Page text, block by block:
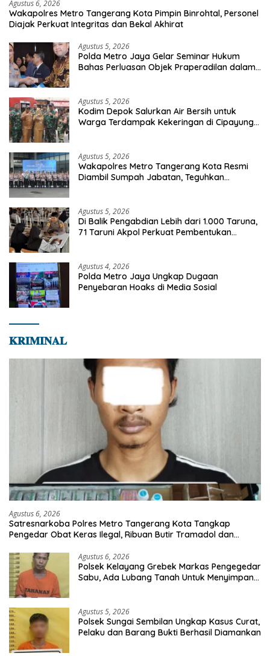
Agustus 6, 2026
Wakapolres Metro Tangerang Kota Pimpin Binrohtal, Personel
Diajak Perkuat Integritas dan Bekal Akhirat
Agustus 5, 2026
Polda Metro Jaya Gelar Seminar Hukum
Bahas Perluasan Objek Praperadilan dalam
Agustus 5, 2026
Kodim Depok Salurkan Air Bersih untuk
Warga Terdampak Kekeringan di Cipayung
Agustus 5, 2026
Wakapolres Metro Tangerang Kota Resmi
Diambil Sumpah Jabatan, Teguhkan
Agustus 5, 2026
Di Balik Pengabdian Lebih dari 1.000 Taruna,
71 Taruni Akpol Perkuat Pembentukan
Agustus 4, 2026
Polda Metro Jaya Ungkap Dugaan
Penyebaran Hoaks di Media Sosial
𝐊𝐑𝐈𝐌𝐈𝐍𝐀𝐋
Agustus 6, 2026
Satresnarkoba Polres Metro Tangerang Kota Tangkap
Pengedar Obat Keras Ilegal, Ribuan Butir Tramadol dan
Agustus 6, 2026
Polsek Kelayang Grebek Markas Pengegedar
Sabu, Ada Lubang Tanah Untuk Menyimpan
Agustus 5, 2026
Polsek Sungai Sembilan Ungkap Kasus Curat,
Pelaku dan Barang Bukti Berhasil Diamankan